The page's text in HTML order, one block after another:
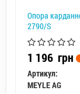
Опора
2790/S
1 196 грн
Артикул:
MEYLE AG